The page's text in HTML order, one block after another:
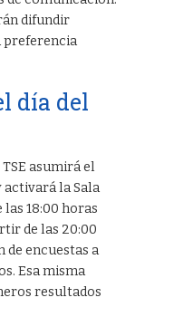
difundir
preferencia
día del
asumirá el
la Sala
18:00 horas
de las 20:00
encuestas a
Esa misma
resultados